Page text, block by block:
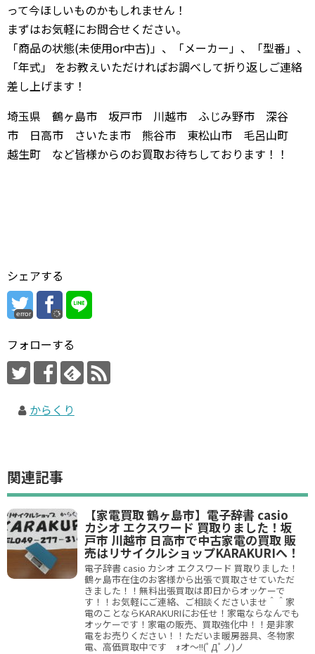
って今ほしいものかもしれません！
まずはお気軽にお問合せください。
「商品の状態(未使用or中古)」、「メーカー」、「型番」、
「年式」 をお教えいただければお調べして折り返しご連絡
差し上げます！
埼玉県 鶴ヶ島市 坂戸市 川越市 ふじみ野市 深谷
市 日高市 さいたま市 熊谷市 東松山市 毛呂山町
越生町 など皆様からのお買取お待ちしております！！
シェアする
error
フォローする
からくり
関連記事
【家電買取 鶴ヶ島市】電子辞書 casio
カシオ エクスワード 買取りました！坂
戸市 川越市 日高市で中古家電の買取 販
売はリサイクルショップKARAKURIへ！
電子辞書 casio カシオ エクスワード 買取りました！
鶴ヶ島市在住のお客様から出張で買取させていただ
きました！！無料出張買取は即日からオッケーで
す！！お気軽にご連絡、ご相談くださいませ＾＾家
電のことならKARAKURIにお任せ！家電ならなんでも
オッケーです！家電の販売、買取強化中！！是非家
電をお売りください！！ただいま暖房器具、冬物家
電、高価買取中です ｫオ～!!(ﾟДﾟノ)ノ